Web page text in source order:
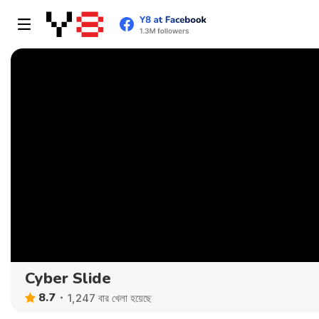
Cyber Slide
8.7 1,247 বার খেলা হয়েছে